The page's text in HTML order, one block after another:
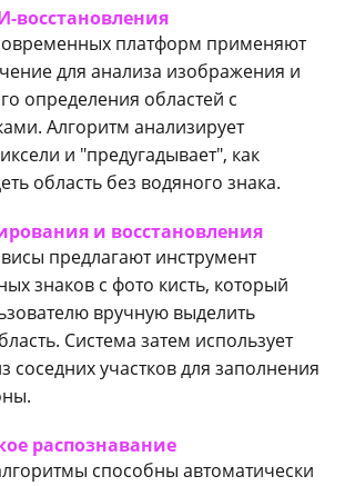
восстановления
платформ применяют
для анализа изображения и
определения областей с
Алгоритм анализирует
и "предугадывает", как
область без водяного знака.
и восстановления
предлагают инструмент
знаков с фото кисть, который
вручную выделить
Система затем использует
участков для заполнения
распознавание
способны автоматически